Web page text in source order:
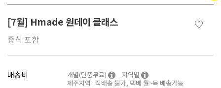
[7월] Hmade 원데이 클래스 ♡
중식 포함
배송비 개별(단품무료)
지역별
제주지역 : 직배송 불가, 택배 월~목 배송가능